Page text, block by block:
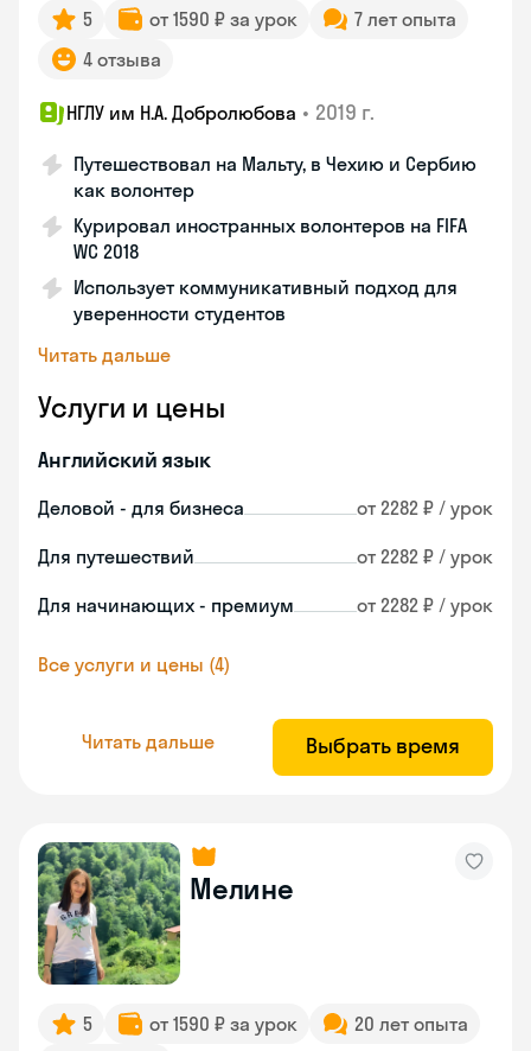
5 от 1590 ₽ за урок
7 лет опыта
4 отзыва
НГЛУ им Н.А. Добролюбова • 2019 г.
Путешествовал на Мальту, в Чехию и Сербию
как волонтер
Курировал иностранных волонтеров на FIFA
WC 2018
Использует коммуникативный подход для
уверенности студентов
Читать дальше
Услуги и цены
Английский язык
Деловой - для бизнеса от 2282 ₽ / урок
Для путешествий от 2282 ₽ / урок
Для начинающих - премиум от 2282 ₽ / урок
Все услуги и цены (4)
Читать дальше Выбрать время
Мелине
5 от 1590 ₽ за урок
20 лет опыта